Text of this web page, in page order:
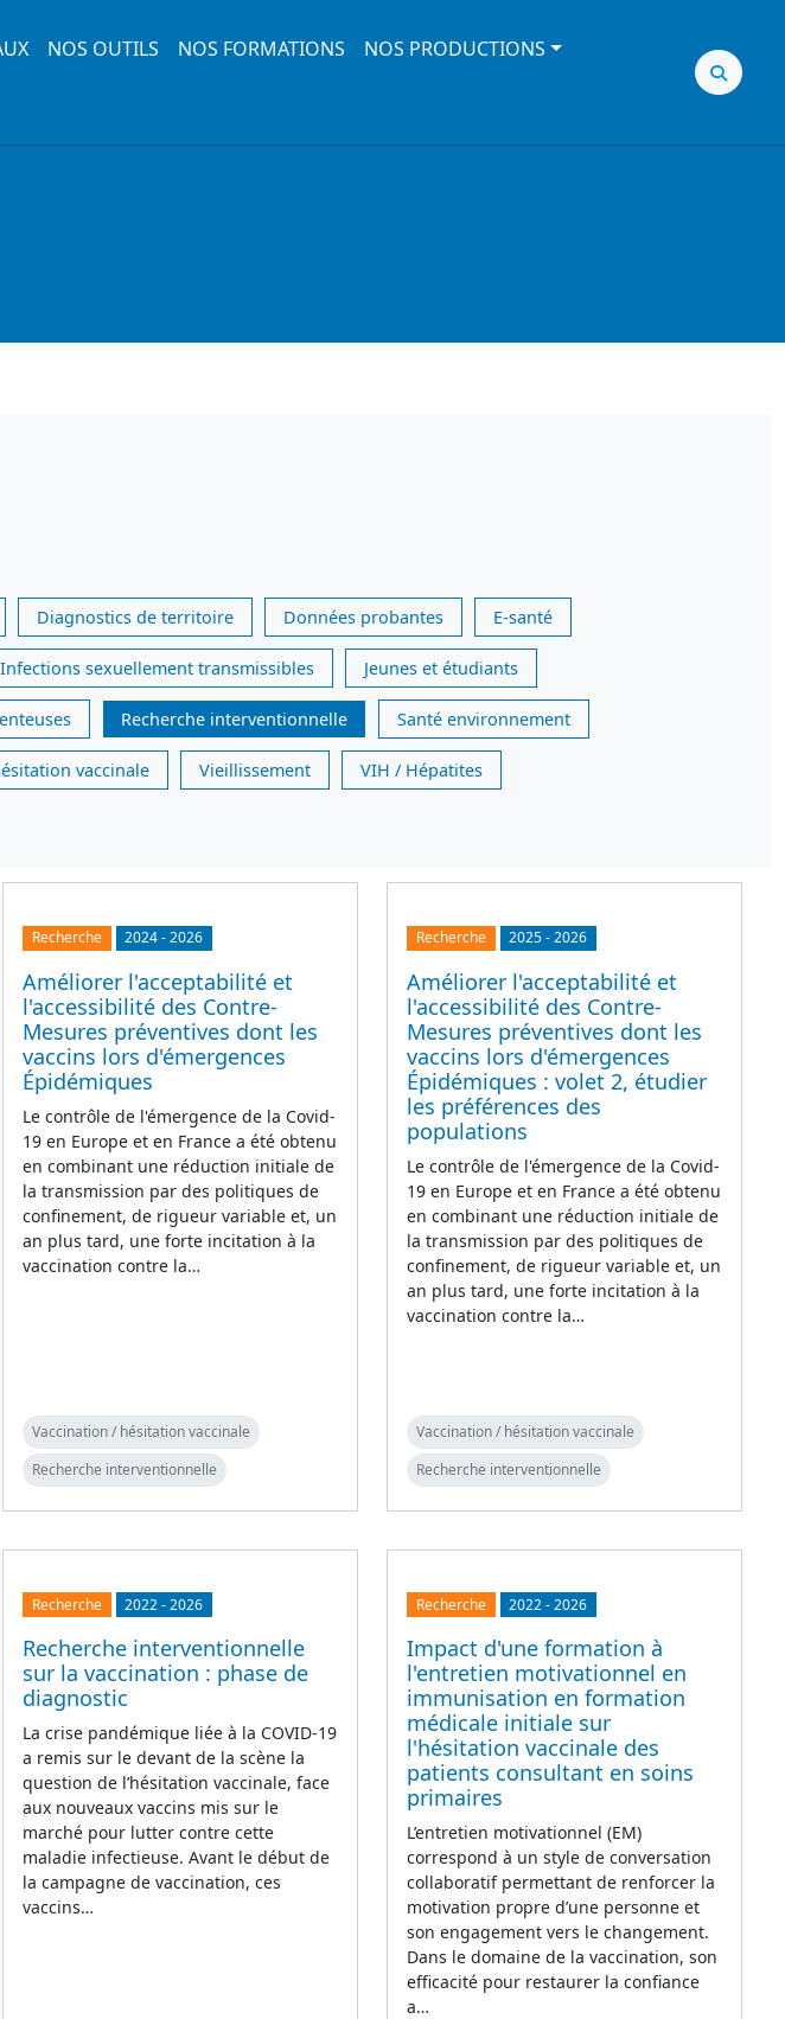
NOS OUTILS NOS FORMATIONS
NOS PRODUCTIONS
Diagnostics de territoire Données probantes E-santé
Infections sexuellement transmissibles Jeunes et étudiants
Recherche interventionnelle Santé environnement
vaccinale Vieillissement VIH / Hépatites
Recherche 2024-2026
Améliorer l'acceptabilité et
l'accessibilité des Contre-
Mesures préventives dont les
vaccins lors d'émergences
Épidémiques
Le contrôle de l'émergence de la Covid-
19 en Europe et en France a été obtenu
en combinant une réduction initiale de
la transmission par des politiques de
confinement, de rigueur variable et, un
an plus tard, une forte incitation à la
vaccination contre la…
Vaccination / hésitation vaccinale
Recherche interventionnelle
Recherche 2025-2026
Améliorer l'acceptabilité et
l'accessibilité des Contre-
Mesures préventives dont les
vaccins lors d'émergences
Épidémiques : volet 2, étudier
les préférences des
populations
Le contrôle de l'émergence de la Covid-
19 en Europe et en France a été obtenu
en combinant une réduction initiale de
la transmission par des politiques de
confinement, de rigueur variable et, un
an plus tard, une forte incitation à la
vaccination contre la…
Vaccination / hésitation vaccinale
Recherche interventionnelle
Recherche 2022-2026
Recherche interventionnelle
sur la vaccination : phase de
diagnostic
La crise pandémique liée à la COVID-19
a remis sur le devant de la scène la
question de l’hésitation vaccinale, face
aux nouveaux vaccins mis sur le
marché pour lutter contre cette
maladie infectieuse. Avant le début de
la campagne de vaccination, ces
vaccins…
Recherche 2022-2026
Impact d'une formation à
l'entretien motivationnel en
immunisation en formation
médicale initiale sur
l'hésitation vaccinale des
patients consultant en soins
primaires
L’entretien motivationnel (EM)
correspond à un style de conversation
collaboratif permettant de renforcer la
motivation propre d’une personne et
son engagement vers le changement.
Dans le domaine de la vaccination, son
efficacité pour restaurer la confiance
a…